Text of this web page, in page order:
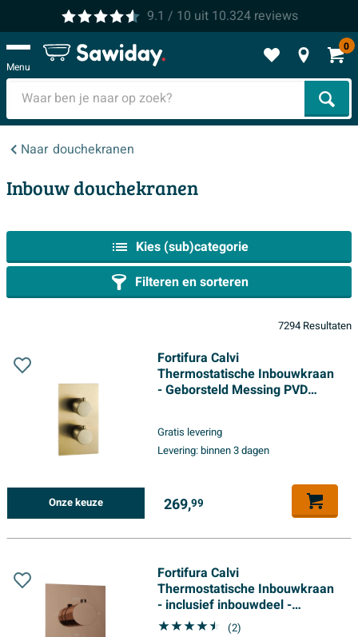
9.1 / 10 uit 10.324reviews
Menu
0
Naar douchekranen
Inbouw douchekranen
Kies (sub)categorie
Filteren en sorteren
7294 Resultaten
Onze keuze
Fortifura Calvi
Thermostatische Inbouwkraan
- Geborsteld Messing PVD
Gratis levering
Levering:binnen 3 dagen
269,99
Fortifura Calvi
Thermostatische Inbouwkraan
- inclusief inbouwdeel -
geborsteld koper PVD (Koper)
(2)